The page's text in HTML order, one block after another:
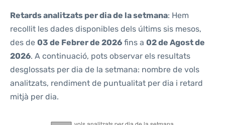
Retards analitzats per dia de la setmana: Hem
recollit les dades disponibles dels últims sis mesos,
des de 03 de Febrer de 2026 fins a 02 de Agost de
2026. A continuació, pots observar els resultats
desglossats per dia de la setmana: nombre de vols
analitzats, rendiment de puntualitat per dia i retard
mitjà per dia.